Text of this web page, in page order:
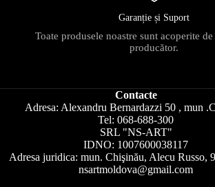
Garanție și Suport
Toate produsele noastre sunt acoperite
producător.
Contacte
Adresa: Alexandru Bernardazzi 50 , mun
Tel: 068-688-300
SRL "NS-ART"
IDNO: 1007600038117
Adresa juridica: mun. Chişinău, Alecu Russo,
nsartmoldova@gmail.com